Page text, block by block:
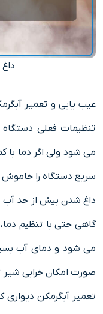
عیب یابی و تعمیر
تنظیمات فعلی
می شود ولی اگر دما با
سریع دستگاه را خاموش
داغ شدن بیش از حد آب
گاهی حتی با تنظیم
می شود و دمای آب
صورت امکان خرابی شیر
تعمیر آبگرمکن